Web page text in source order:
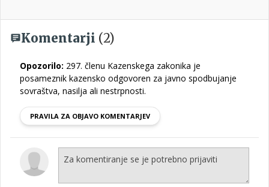
Komentarji (2)
Opozorilo: 297. členu Kazenskega zakonika je
posameznik kazensko odgovoren za javno spodbujanje
sovraštva, nasilja ali nestrpnosti.
PRAVILA ZA OBJAVO KOMENTARJEV